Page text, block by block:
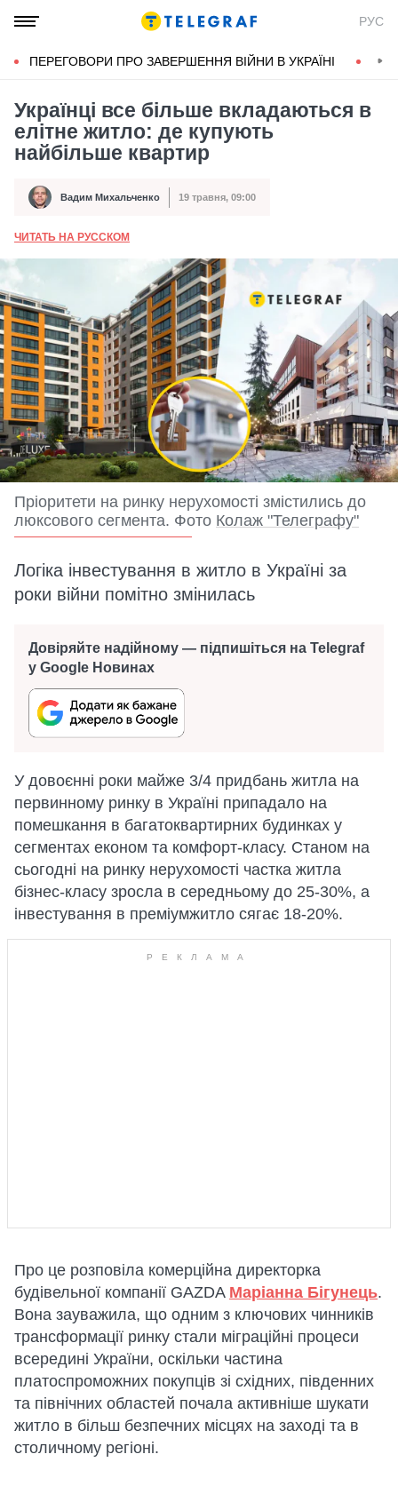
РУС
ПЕРЕГОВОРИ ПРО ЗАВЕРШЕННЯ ВІЙНИ В УКРАЇНІ
Українці все більше вкладаються в
елітне житло: де купують
найбільше квартир
Автор Вадим Михальченко
Дата публікації 19 травня, 09:00
ЧИТАТЬ НА РУССКОМ
Пріоритети на ринку нерухомості змістились до
люксового сегмента. Фото Колаж "Телеграфу"
Логіка інвестування в житло в Україні за
роки війни помітно змінилась
Довіряйте надійному — підпишіться на Telegraf
у Google Новинах
У довоєнні роки майже 3/4 придбань житла на
первинному ринку в Україні припадало на
помешкання в багатоквартирних будинках у
сегментах економ та комфорт-класу. Станом на
сьогодні на ринку нерухомості частка житла
бізнес-класу зросла в середньому до 25-30%, а
інвестування в преміумжитло сягає 18-20%.
Про це розповіла комерційна директорка
будівельної компанії GAZDA Маріанна Бігунець.
Вона зауважила, що одним з ключових чинників
трансформації ринку стали міграційні процеси
всередині України, оскільки частина
платоспроможних покупців зі східних, південних
та північних областей почала активніше шукати
житло в більш безпечних місцях на заході та в
столичному регіоні.